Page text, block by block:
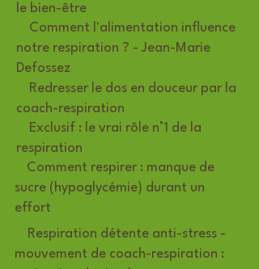
le bien-être
Comment l'alimentation influence
notre respiration ? - Jean-Marie
Defossez
Redresser le dos en douceur par la
coach-respiration
Exclusif : le vrai rôle n°1 de la
respiration
Comment respirer : manque de
sucre (hypoglycémie) durant un
effort
Respiration détente anti-stress -
mouvement de coach-respiration :